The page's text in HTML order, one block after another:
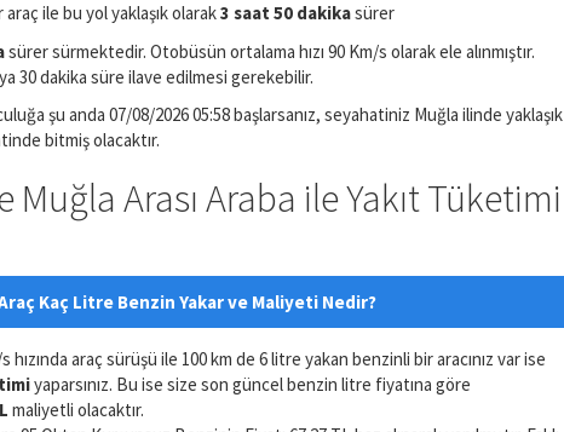
ile bu yol yaklaşık olarak3 saat 50 dakikasürer
sürer sürmektedir. Otobüsün ortalama hızı 90 Km/s olarak ele alınmıştır.
30 dakika süre ilave edilmesi gerekebilir.
şu anda 07/08/2026 05:58 başlarsanız, seyahatiniz Muğla ilinde yaklaşık
bitmiş olacaktır.
Arası Araba ile Yakıt Tüketimi
Kaç Litre Benzin Yakar ve Maliyeti Nedir?
araç sürüşü ile 100 km de 6 litre yakan benzinli bir aracınız var ise
yaparsınız. Bu ise size son güncel benzin litre fiyatına göre
maliyetli olacaktır.